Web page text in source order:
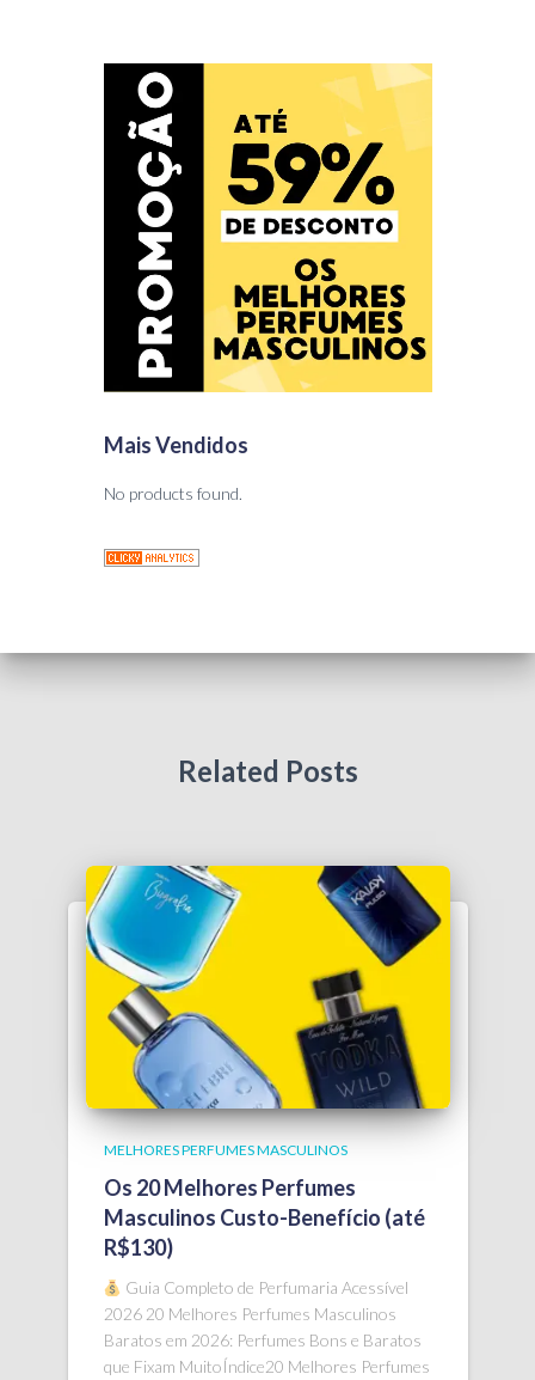
Mais Vendidos
No products found.
Related Posts
MELHORES PERFUMES MASCULINOS
Os 20 Melhores Perfumes
Masculinos Custo-Benefício (até
R$130)
Guia Completo de Perfumaria Acessível
2026 20 Melhores Perfumes Masculinos
Baratos em 2026: Perfumes Bons e Baratos
que Fixam MuitoÍndice20 Melhores Perfumes